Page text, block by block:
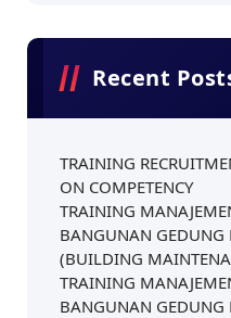
Recent
TRAINING
ON COMPETENCY
TRAINING
BANGUNAN GEDUNG
(BUILDING
TRAINING
BANGUNAN GEDUNG